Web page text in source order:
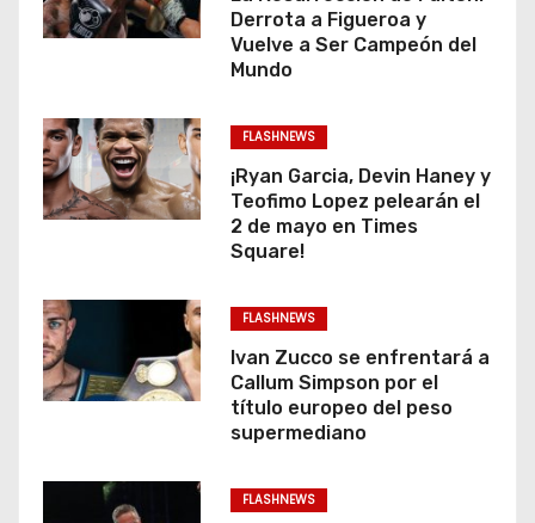
Derrota a Figueroa y
Vuelve a Ser Campeón del
Mundo
FLASHNEWS
¡Ryan Garcia, Devin Haney y
Teofimo Lopez pelearán el
2 de mayo en Times
Square!
FLASHNEWS
Ivan Zucco se enfrentará a
Callum Simpson por el
título europeo del peso
supermediano
FLASHNEWS